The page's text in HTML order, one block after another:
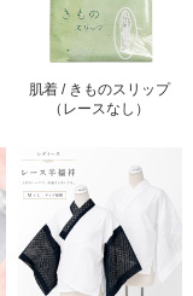
肌着 / きものスリップ
（レースなし）